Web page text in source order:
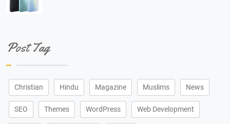
Post Tag
Christian Hindu Magazine Muslims News
SEO Themes WordPress Web Development